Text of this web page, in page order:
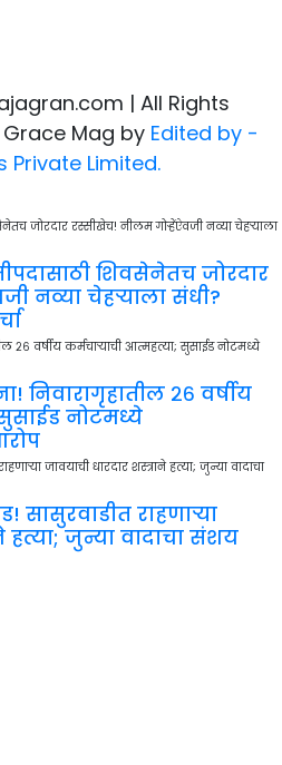
| All Rights
Mag by Edited by -
Limited.
शिवसेनेतच जोरदार
नव्या चेहऱ्याला संधी?
निवारागृहातील २६ वर्षीय
नोटमध्ये
सासुरवाडीत राहणाऱ्या
हत्या; जुन्या वादाचा संशय